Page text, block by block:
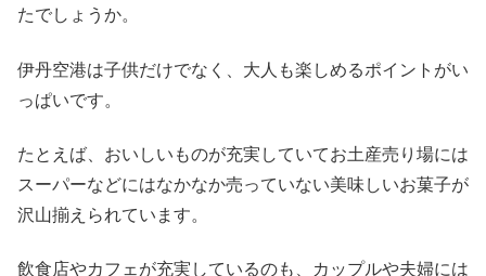
たでしょうか。
伊丹空港は子供だけでなく、大人も楽しめるポイントがい
っぱいです。
たとえば、おいしいものが充実していてお土産売り場には
スーパーなどにはなかなか売っていない美味しいお菓子が
沢山揃えられています。
飲食店やカフェが充実しているのも、カップルや夫婦には